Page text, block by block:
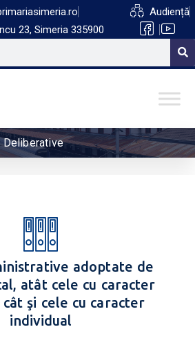
23, Simeria 335900
Audiență
adoptate de
atât cele cu caracter
şi cele cu caracter
individual